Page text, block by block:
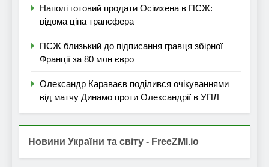
Наполі готовий продати Осімхена в ПСЖ:
відома ціна трансфера
ПСЖ близький до підписання гравця збірної
Франції за 80 млн євро
Олександр Караваєв поділився очікуваннями
від матчу Динамо проти Олександрії в УПЛ
Новини України та світу - FreeZMI.io